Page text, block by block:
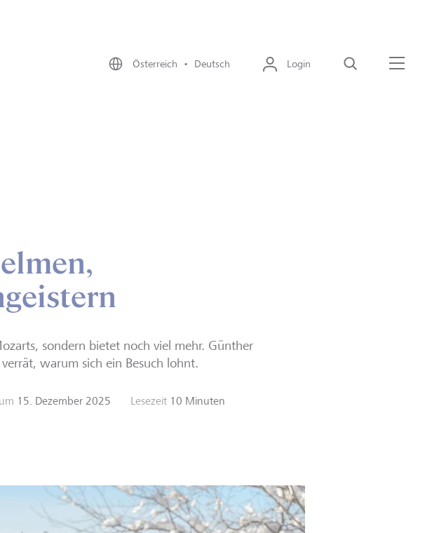
Österreich • Deutsch Login
sondern bietet noch viel mehr. Günther
warum sich ein Besuch lohnt.
15. Dezember 2025 Lesezeit 10 Minuten